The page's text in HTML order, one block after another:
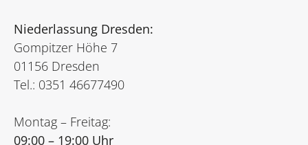
Niederlassung Dresden:
Gompitzer Höhe 7
01156 Dresden
Tel.: 0351 46677490
Montag – Freitag:
09:00 – 19:00 Uhr